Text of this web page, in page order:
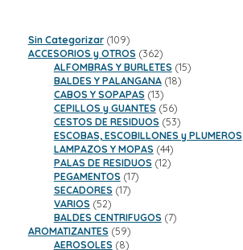
Sin Categorizar 109109
productos
ACCESORIOS y OTROS 362362
productos
ALFOMBRAS Y BURLETES 1515
BALDES Y PALANGANA 1818
CABOS Y SOPAPAS 1313
productos
CEPILLOS y GUANTES 5656
productos
CESTOS DE RESIDUOS 5353
productos
ESCOBAS, ESCOBILLONES y PLUMEROS
LAMPAZOS Y MOPAS 4444
productos
PALAS DE RESIDUOS 1212
PEGAMENTOS 1717
SECADORES 1717
VARIOS 5252
productos
BALDES CENTRIFUGOS 77
AROMATIZANTES 5959
productos
AEROSOLES 88